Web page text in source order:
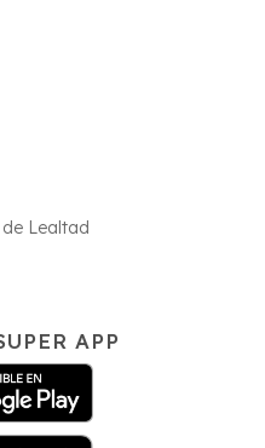
Lealtad
APP